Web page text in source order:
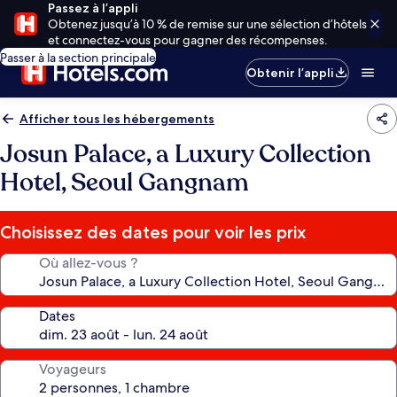
Passez à l’appli
Obtenez jusqu’à 10 % de remise sur une sélection d’hôtels
et connectez-vous pour gagner des récompenses.
Passer à la section principale
Obtenir l’appli
Afficher tous les hébergements
Josun Palace, a Luxury Collection
Hotel, Seoul Gangnam
Choisissez des dates pour voir les prix
Où allez-vous ?
Dates
Voyageurs